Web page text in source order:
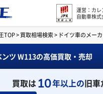
運営：カレ
自動車株式
TOP>買取相場検索> ドイツ車のメー
ツ W113の高価買取・売却
買取は10年以上の旧車